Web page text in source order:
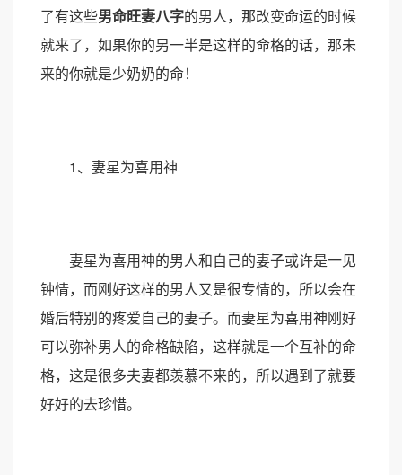
了有这些男命旺妻八字的男人，那改变命运的时候
就来了，如果你的另一半是这样的命格的话，那未
来的你就是少奶奶的命！
1、妻星为喜用神
妻星为喜用神的男人和自己的妻子或许是一见
钟情，而刚好这样的男人又是很专情的，所以会在
婚后特别的疼爱自己的妻子。而妻星为喜用神刚好
可以弥补男人的命格缺陷，这样就是一个互补的命
格，这是很多夫妻都羡慕不来的，所以遇到了就要
好好的去珍惜。